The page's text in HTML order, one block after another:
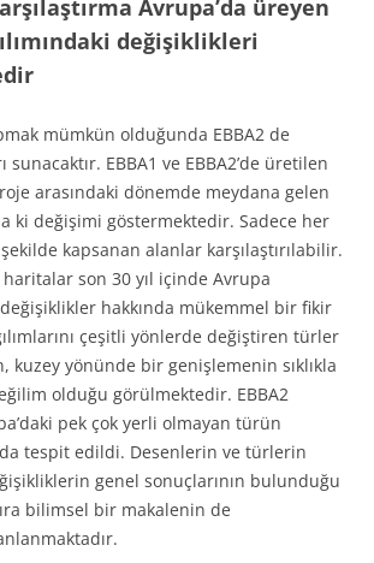
Avrupa’da üreyen
değişiklikleri
mümkün olduğunda EBBA2 de
EBBA1 ve EBBA2’de üretilen
arasındaki dönemde meydana gelen
ki değişimi göstermektedir. Sadece her
kapsanan alanlar karşılaştırılabilir.
son 30 yıl içinde Avrupa
değişiklikler hakkında mükemmel bir fikir
çeşitli yönlerde değiştiren türler
kuzey yönünde bir genişlemenin sıklıkla
olduğu görülmektedir. EBBA2
pek çok yerli olmayan türün
da tespit edildi. Desenlerin ve türlerin
genel sonuçlarının bulunduğu
bilimsel bir makalenin de